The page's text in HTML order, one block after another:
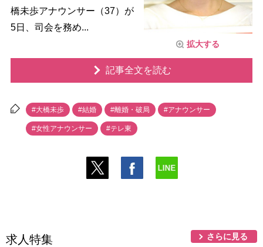
拡大する
橋未歩アナウンサー（37）が
5日、司会を務め...
記事全文を読む
#大橋未歩 #結婚 #離婚・破局 #アナウンサー
#女性アナウンサー #テレ東
求人特集 さらに見る